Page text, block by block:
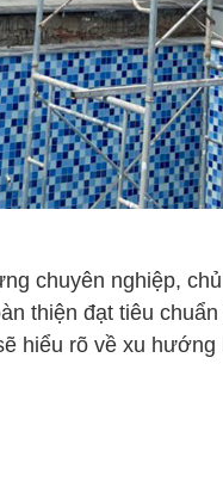
chuyên nghiệp,
thiện đạt tiêu
hiểu rõ về xu